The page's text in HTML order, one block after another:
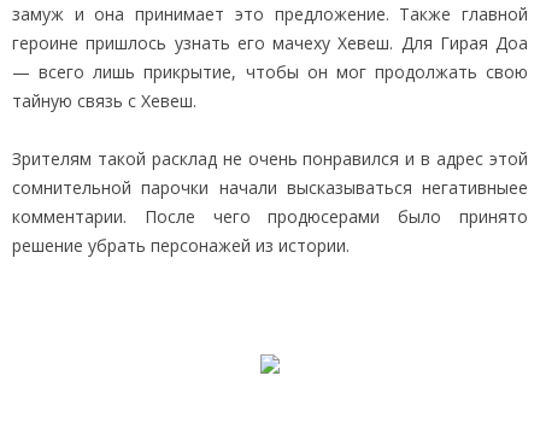
замуж и она принимает это предложение. Также главной
героине пришлось узнать его мачеху Хевеш. Для Гирая Доа
— всего лишь прикрытие, чтобы он мог продолжать свою
тайную связь с Хевеш.
Зрителям такой расклад не очень понравился и в адрес этой
сомнительной парочки начали высказываться негативныее
комментарии. После чего продюсерами было принято
решение убрать персонажей из истории.